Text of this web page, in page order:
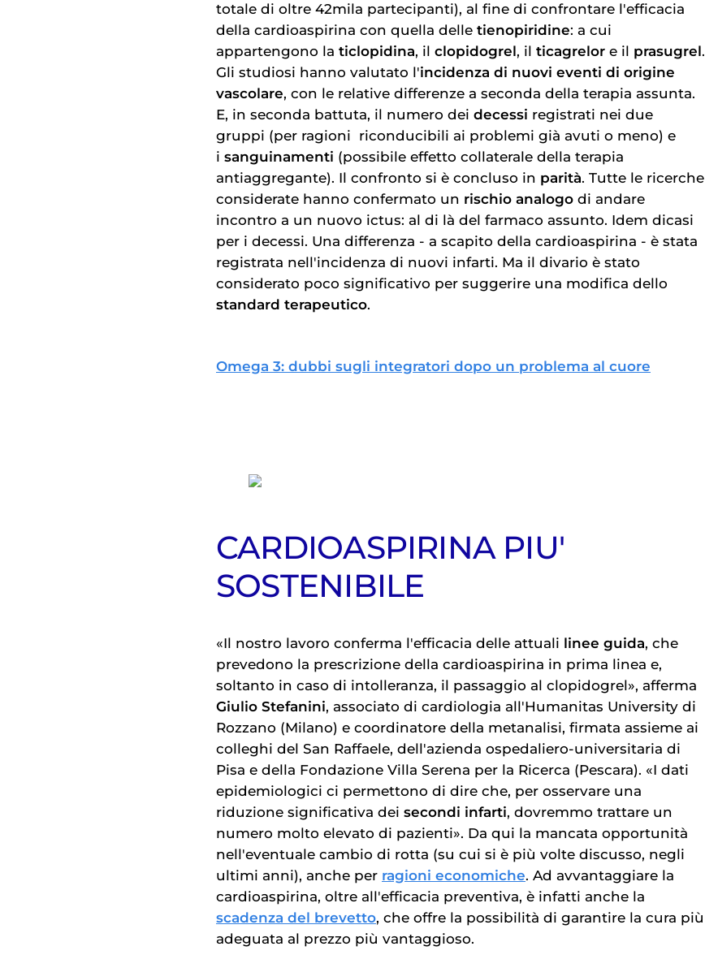
totale di oltre 42mila partecipanti), al fine di confrontare l'efficacia
della cardioaspirina con quella delle tienopiridine: a cui
appartengono la ticlopidina, il clopidogrel, il ticagrelor e il prasugrel.
Gli studiosi hanno valutato l'incidenza di nuovi eventi di origine
vascolare, con le relative differenze a seconda della terapia assunta.
E, in seconda battuta, il numero dei decessi registrati nei due
gruppi (per ragioni riconducibili ai problemi già avuti o meno) e
i sanguinamenti (possibile effetto collaterale della terapia
antiaggregante). Il confronto si è concluso in parità. Tutte le ricerche
considerate hanno confermato un rischio analogo di andare
incontro a un nuovo ictus: al di là del farmaco assunto. Idem dicasi
per i decessi. Una differenza - a scapito della cardioaspirina - è stata
registrata nell'incidenza di nuovi infarti. Ma il divario è stato
considerato poco significativo per suggerire una modifica dello
standard terapeutico.
Omega 3: dubbi sugli integratori dopo un problema al cuore
CARDIOASPIRINA PIU'
SOSTENIBILE
«Il nostro lavoro conferma l'efficacia delle attuali linee guida, che
prevedono la prescrizione della cardioaspirina in prima linea e,
soltanto in caso di intolleranza, il passaggio al clopidogrel», afferma
Giulio Stefanini, associato di cardiologia all'Humanitas University di
Rozzano (Milano) e coordinatore della metanalisi, firmata assieme ai
colleghi del San Raffaele, dell'azienda ospedaliero-universitaria di
Pisa e della Fondazione Villa Serena per la Ricerca (Pescara). «I dati
epidemiologici ci permettono di dire che, per osservare una
riduzione significativa dei secondi infarti, dovremmo trattare un
numero molto elevato di pazienti». Da qui la mancata opportunità
nell'eventuale cambio di rotta (su cui si è più volte discusso, negli
ultimi anni), anche per ragioni economiche. Ad avvantaggiare la
cardioaspirina, oltre all'efficacia preventiva, è infatti anche la
scadenza del brevetto, che offre la possibilità di garantire la cura più
adeguata al prezzo più vantaggioso.